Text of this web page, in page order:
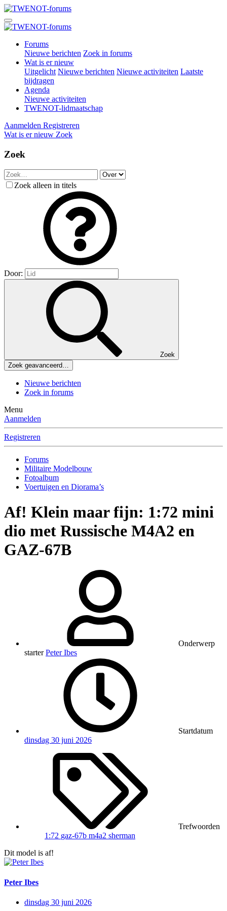
Forums
Nieuwe berichten Zoek in forums
Wat is er nieuw
Uitgelicht Nieuwe berichten Nieuwe activiteiten Laatste
bijdragen
Agenda
Nieuwe activiteiten
TWENOT-lidmaatschap
Aanmelden Registreren
Wat is er nieuw Zoek
Zoek
Zoek alleen in titels
Door:
Zoek
Zoek geavanceerd…
Nieuwe berichten
Zoek in forums
Menu
Aanmelden
Registreren
Forums
Militaire Modelbouw
Fotoalbum
Voertuigen en Diorama’s
Af! Klein maar fijn: 1:72 mini
dio met Russische M4A2 en
GAZ-67B
Onderwerp
starter Peter Ibes
Startdatum
dinsdag 30 juni 2026
Trefwoorden
1:72 gaz-67b m4a2 sherman
Dit model is af!
Peter Ibes
dinsdag 30 juni 2026